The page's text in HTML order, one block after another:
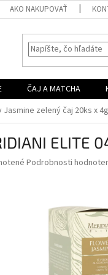
AKO NAKUPOVAŤ
ČAJ A MATCHA
Jasmine zelený čaj 20ks x 4g
ELITE
Podrobnosti